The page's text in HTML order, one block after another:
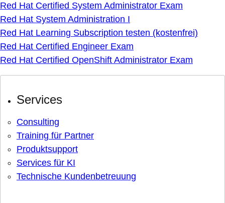
Red Hat Certified System Administrator Exam
Red Hat System Administration I
Red Hat Learning Subscription testen (kostenfrei)
Red Hat Certified Engineer Exam
Red Hat Certified OpenShift Administrator Exam
Services
Consulting
Training für Partner
Produktsupport
Services für KI
Technische Kundenbetreuung